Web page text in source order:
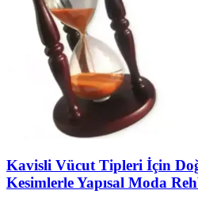
Kavisli Vücut Tipleri İçin
Kesimlerle Yapısal Moda